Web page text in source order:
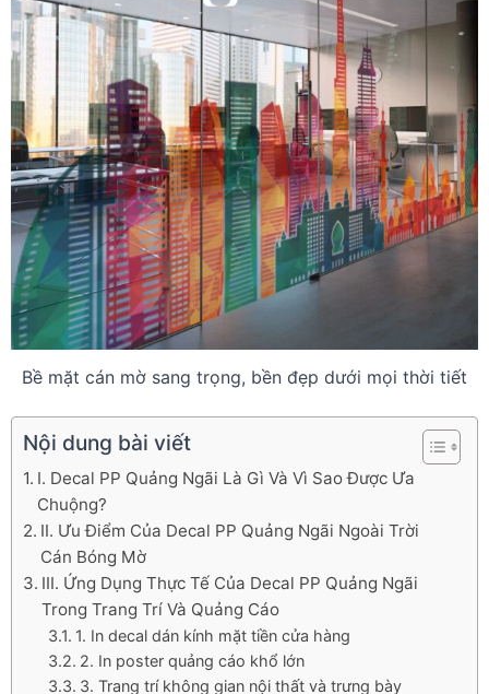
Bề mặt cán mờ sang trọng, bền đẹp dưới mọi thời tiết
Nội dung bài viết
I. Decal PP Quảng Ngãi Là Gì Và Vì Sao Được Ưa
Chuộng?
II. Ưu Điểm Của Decal PP Quảng Ngãi Ngoài Trời
Cán Bóng Mờ
III. Ứng Dụng Thực Tế Của Decal PP Quảng Ngãi
Trong Trang Trí Và Quảng Cáo
1. In decal dán kính mặt tiền cửa hàng
2. In poster quảng cáo khổ lớn
3. Trang trí không gian nội thất và trưng bày